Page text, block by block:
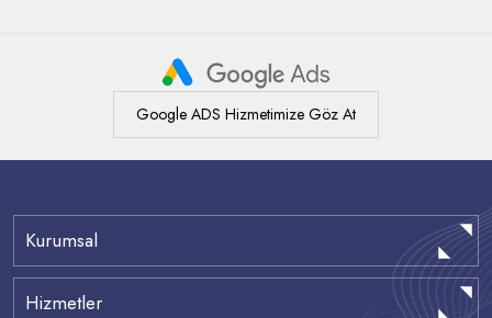
Google ADS Hizmetimize Göz At
Kurumsal
Hizmetler